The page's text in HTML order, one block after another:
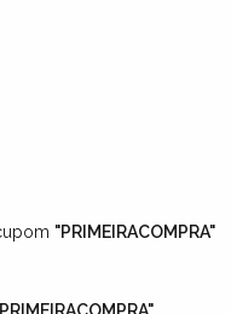
"PRIMEIRACOMPRA"